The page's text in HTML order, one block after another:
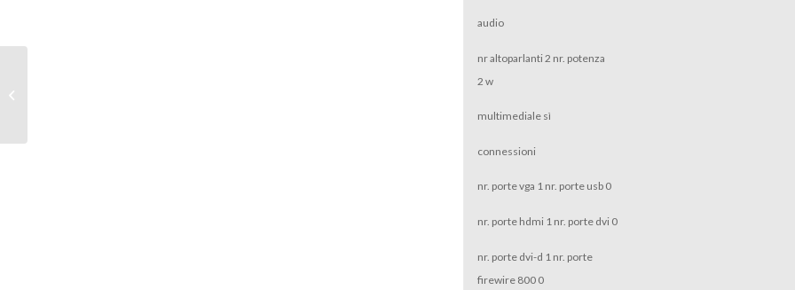
audio
nr altoparlanti 2 nr. potenza
2 w
multimediale sì
connessioni
nr. porte vga 1 nr. porte usb 0
nr. porte hdmi 1 nr. porte dvi 0
nr. porte dvi-d 1 nr. porte
firewire 800 0